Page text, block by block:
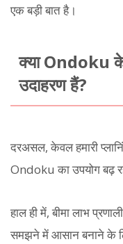
एक बड़ी बात है।
क्या Ondoku
उदाहरण हैं?
दरअसल, केवल हमारी
Ondoku का उपयोग बढ़
हाल ही में, बीमा लाभ
समझने में आसान बनाने के